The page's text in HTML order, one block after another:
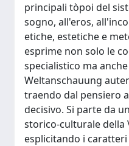
principali tòpoi del
sogno, all'eros,
etiche, estetiche e
esprime non solo le
specialistico ma
Weltanschauung
traendo dal pensiero
decisivo. Si parte da
storico-culturale della
esplicitando i